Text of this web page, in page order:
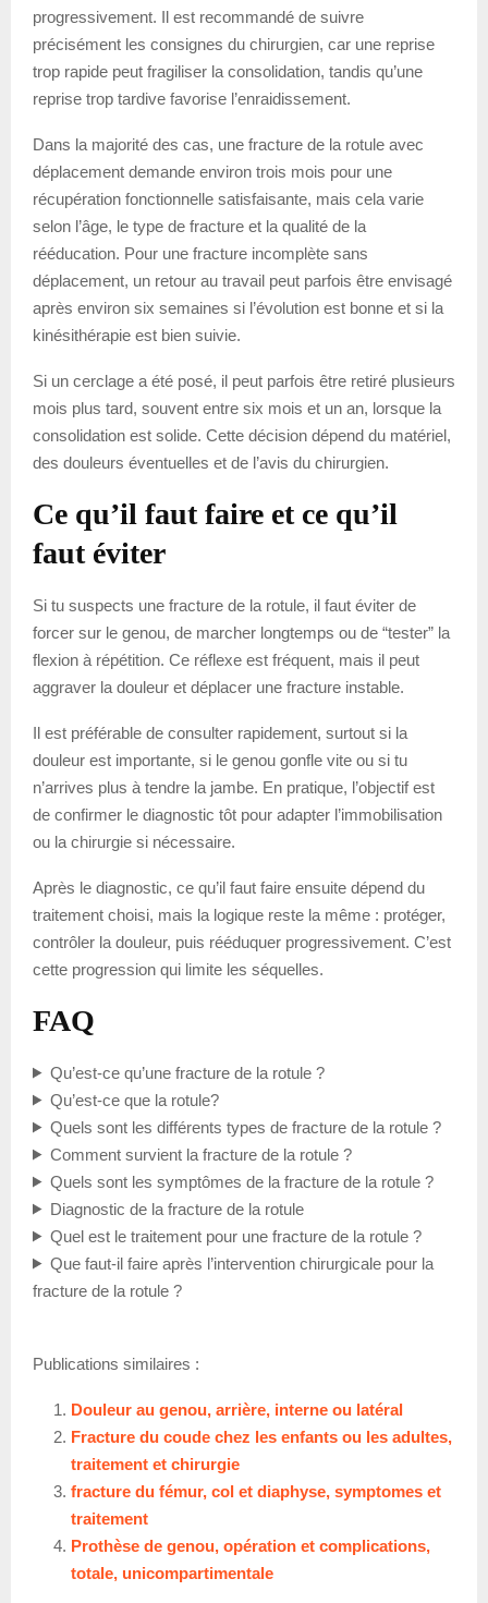
progressivement. Il est recommandé de suivre
précisément les consignes du chirurgien, car une reprise
trop rapide peut fragiliser la consolidation, tandis qu’une
reprise trop tardive favorise l’enraidissement.
Dans la majorité des cas, une fracture de la rotule avec
déplacement demande environ trois mois pour une
récupération fonctionnelle satisfaisante, mais cela varie
selon l’âge, le type de fracture et la qualité de la
rééducation. Pour une fracture incomplète sans
déplacement, un retour au travail peut parfois être envisagé
après environ six semaines si l’évolution est bonne et si la
kinésithérapie est bien suivie.
Si un cerclage a été posé, il peut parfois être retiré plusieurs
mois plus tard, souvent entre six mois et un an, lorsque la
consolidation est solide. Cette décision dépend du matériel,
des douleurs éventuelles et de l’avis du chirurgien.
Ce qu’il faut faire et ce qu’il
faut éviter
Si tu suspects une fracture de la rotule, il faut éviter de
forcer sur le genou, de marcher longtemps ou de “tester” la
flexion à répétition. Ce réflexe est fréquent, mais il peut
aggraver la douleur et déplacer une fracture instable.
Il est préférable de consulter rapidement, surtout si la
douleur est importante, si le genou gonfle vite ou si tu
n’arrives plus à tendre la jambe. En pratique, l’objectif est
de confirmer le diagnostic tôt pour adapter l’immobilisation
ou la chirurgie si nécessaire.
Après le diagnostic, ce qu’il faut faire ensuite dépend du
traitement choisi, mais la logique reste la même : protéger,
contrôler la douleur, puis rééduquer progressivement. C’est
cette progression qui limite les séquelles.
FAQ
Qu’est-ce qu’une fracture de la rotule ?
Qu’est-ce que la rotule?
Quels sont les différents types de fracture de la rotule ?
Comment survient la fracture de la rotule ?
Quels sont les symptômes de la fracture de la rotule ?
Diagnostic de la fracture de la rotule
Quel est le traitement pour une fracture de la rotule ?
Que faut-il faire après l’intervention chirurgicale pour la
fracture de la rotule ?
Publications similaires :
Douleur au genou, arrière, interne ou latéral
Fracture du coude chez les enfants ou les adultes,
traitement et chirurgie
fracture du fémur, col et diaphyse, symptomes et
traitement
Prothèse de genou, opération et complications,
totale, unicompartimentale